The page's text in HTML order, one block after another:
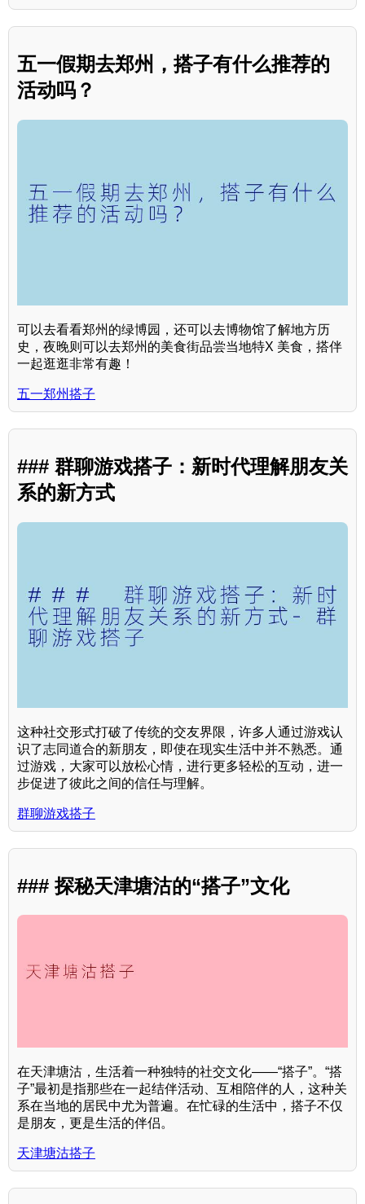
五一假期去郑州，搭子有什么推荐的
活动吗？
可以去看看郑州的绿博园，还可以去博物馆了解地方历
史，夜晚则可以去郑州的美食街品尝当地特X 美食，搭伴
一起逛逛非常有趣！
五一郑州搭子
### 群聊游戏搭子：新时代理解朋友关
系的新方式
这种社交形式打破了传统的交友界限，许多人通过游戏认
识了志同道合的新朋友，即使在现实生活中并不熟悉。通
过游戏，大家可以放松心情，进行更多轻松的互动，进一
步促进了彼此之间的信任与理解。
群聊游戏搭子
### 探秘天津塘沽的“搭子”文化
在天津塘沽，生活着一种独特的社交文化——“搭子”。“搭
子”最初是指那些在一起结伴活动、互相陪伴的人，这种关
系在当地的居民中尤为普遍。在忙碌的生活中，搭子不仅
是朋友，更是生活的伴侣。
天津塘沽搭子